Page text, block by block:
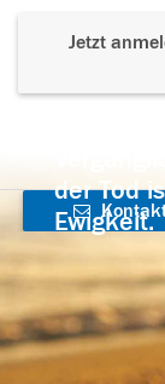
Jetzt
der Tod
Ewigkeit.